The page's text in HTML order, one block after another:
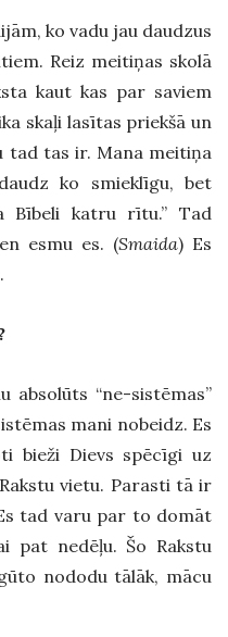
ko vadu jau daudzus
Reiz meitiņas skolā
kaut kas par saviem
skaļi lasītas priekšā un
tad tas ir. Mana meitiņa
ko smieklīgu, bet
Bībeli katru rītu.” Tad
esmu es. (Smaida) Es
absolūts “ne-sistēmas”
mani nobeidz. Es
bieži Dievs spēcīgi uz
vietu. Parasti tā ir
tad varu par to domāt
pat nedēļu. Šo Rakstu
nododu tālāk, mācu